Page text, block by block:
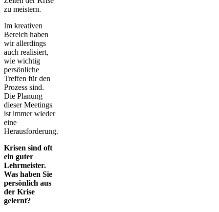
zu meistern.
Im kreativen
Bereich haben
wir allerdings
auch realisiert,
wie wichtig
persönliche
Treffen für den
Prozess sind.
Die Planung
dieser Meetings
ist immer wieder
eine
Herausforderung.
Krisen sind oft
ein guter
Lehrmeister.
Was haben Sie
persönlich aus
der Krise
gelernt?